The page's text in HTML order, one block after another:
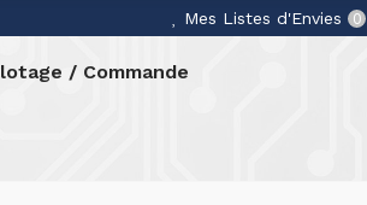
Mes Listes d'Envies 0
/ Commande